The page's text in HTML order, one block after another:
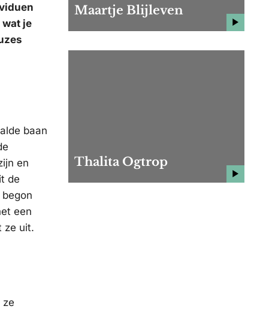
je
baan
en
de
een
ze uit.
ze
Maartje Blijleven
Thalita Ogtrop